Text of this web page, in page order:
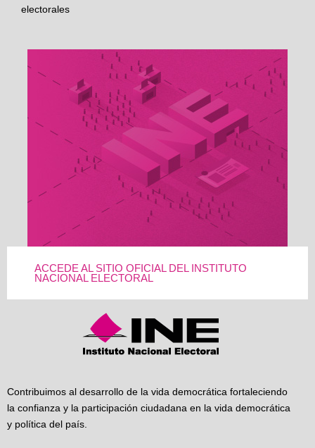
electorales
ACCEDE AL SITIO OFICIAL DEL INSTITUTO
NACIONAL ELECTORAL
Contribuimos al desarrollo de la vida democrática fortaleciendo
la confianza y la participación ciudadana en la vida democrática
y política del país.